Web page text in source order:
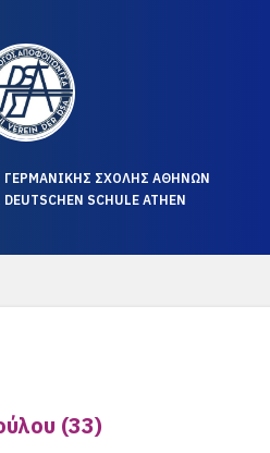
ΣΧΟΛΗΣ ΑΘΗΝΩΝ
SCHULE ATHEN
(33)